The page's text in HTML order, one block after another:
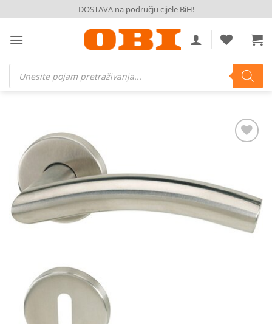
to
content
DOSTAVA na području cijele BiH!
Products
search